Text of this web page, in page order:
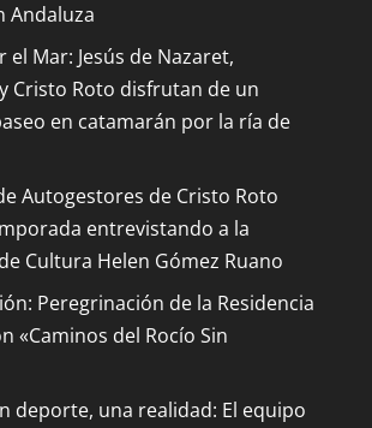
Andaluza
el Mar: Jesús de Nazaret,
Cristo Roto disfrutan de un
en catamarán por la ría de
Autogestores de Cristo Roto
entrevistando a la
Cultura Helen Gómez Ruano
Peregrinación de la Residencia
«Caminos del Rocío Sin
deporte, una realidad: El equipo